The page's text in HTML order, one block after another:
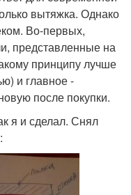
вытяжка. Однако
Во-первых,
представленные на
принципу лучше
и главное -
после покупки.
я и сделал. Снял